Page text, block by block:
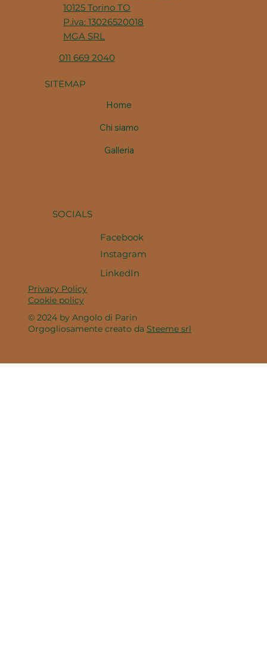
10125 Torino TO
P.iva: 13026520018
MGA SRL
011 669 2040
SITEMAP
Home
Chi siamo
Galleria
SOCIALS
Facebook
Instagram
LinkedIn
Privacy Policy
Cookie policy
© 2024 by Angolo di Parin
Orgogliosamente creato da Steeme srl